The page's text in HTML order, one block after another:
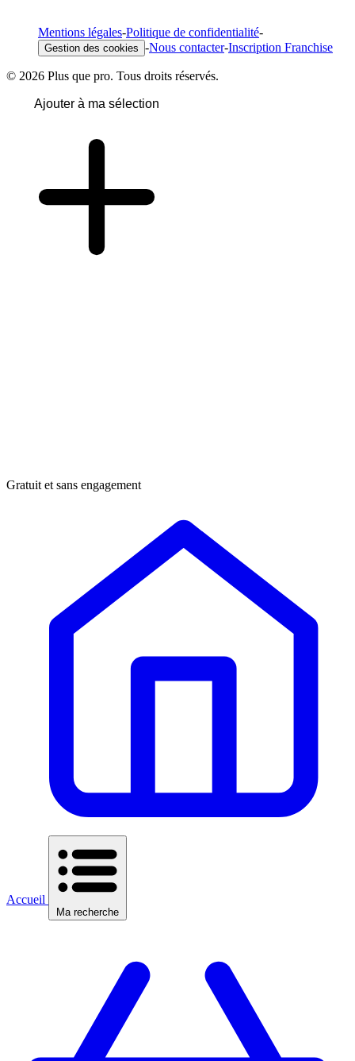
Mentions légales-Politique de confidentialité-
Gestion des cookies -Nous contacter-Inscription Franchise
© 2026 Plus que pro. Tous droits réservés.
Ajouter à ma sélection
Gratuit et sans engagement
Accueil
Ma recherche